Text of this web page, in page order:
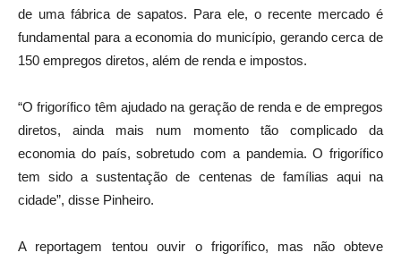
de uma fábrica de sapatos. Para ele, o recente mercado é
fundamental para a economia do município, gerando cerca de
150 empregos diretos, além de renda e impostos.
“O frigorífico têm ajudado na geração de renda e de empregos
diretos, ainda mais num momento tão complicado da
economia do país, sobretudo com a pandemia. O frigorífico
tem sido a sustentação de centenas de famílias aqui na
cidade”, disse Pinheiro.
A reportagem tentou ouvir o frigorífico, mas não obteve